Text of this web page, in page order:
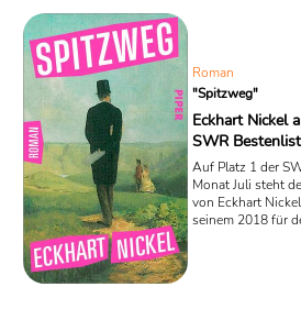
Roman
"Spitzweg"
Eckhart Nickel
SWR
Auf Platz 1 der
Monat Juli steht
von Eckhart
seinem 2018 für